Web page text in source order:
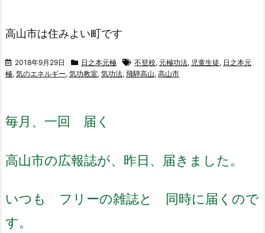
高山市は住みよい町です
2018年9月29日 日之本元極 不登校, 元極功法, 児童生徒, 日之本元
極, 気のエネルギー, 気功教室, 気功法, 飛騨高山, 高山市
毎月、一回 届く
高山市の広報誌が、 昨日、届きました。
いつも フリーの雑誌と 同時に届くので
す。